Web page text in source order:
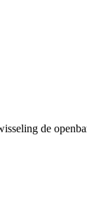
de